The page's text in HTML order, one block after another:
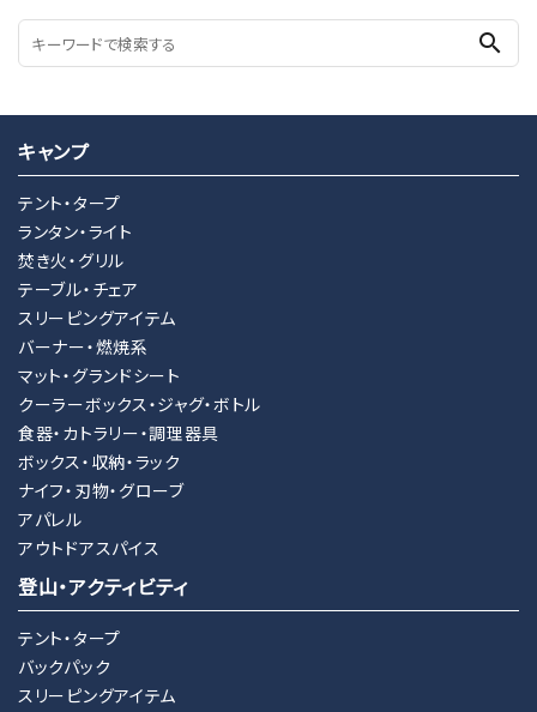
search
キャンプ
テント・タープ
ランタン・ライト
焚き火・グリル
テーブル・チェア
スリーピングアイテム
バーナー・燃焼系
マット・グランドシート
クーラーボックス・ジャグ・ボトル
食器・カトラリー・調理器具
ボックス・収納・ラック
ナイフ・刃物・グローブ
アパレル
アウトドアスパイス
登山・アクティビティ
テント・タープ
バックパック
スリーピングアイテム